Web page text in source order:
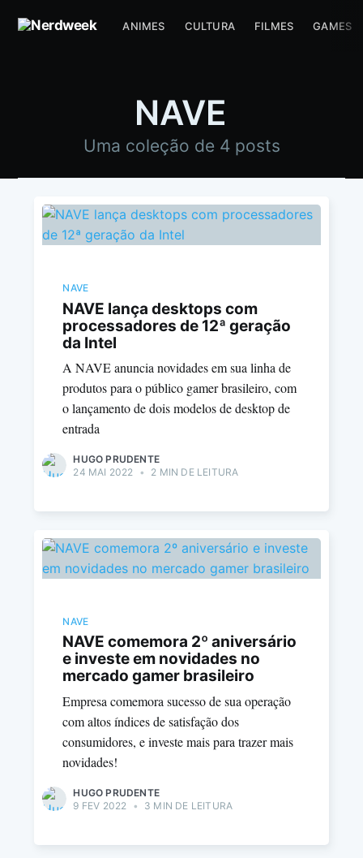
ANIMES CULTURA FILMES GAMES
NAVE
Uma coleção de 4 posts
NAVE
NAVE lança desktops com
processadores de 12ª geração
da Intel
A NAVE anuncia novidades em sua linha de
produtos para o público gamer brasileiro, com
o lançamento de dois modelos de desktop de
entrada
HUGO PRUDENTE
24 MAI 2022 • 2 MIN DE LEITURA
NAVE
NAVE comemora 2º aniversário
e investe em novidades no
mercado gamer brasileiro
Empresa comemora sucesso de sua operação
com altos índices de satisfação dos
consumidores, e investe mais para trazer mais
novidades!
HUGO PRUDENTE
9 FEV 2022
• 3 MIN DE LEITURA